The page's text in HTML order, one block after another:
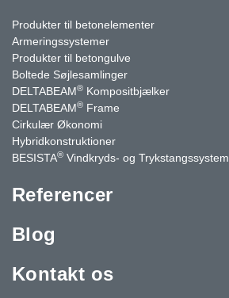
Produkter til betonelementer
Armeringssystemer
Produkter til betongulve
Boltede Søjlesamlinger
DELTABEAM® Kompositbjælker
DELTABEAM® Frame
Cirkulær Økonomi
Hybridkonstruktioner
BESISTA® Vindkryds- og Trykstangssystem
Referencer
Blog
Kontakt os